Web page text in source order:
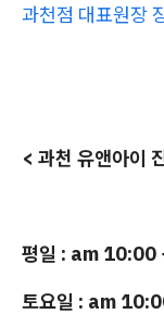
과천점 대표원장
< 과천 유앤아이
평일 : am
토요일 : am